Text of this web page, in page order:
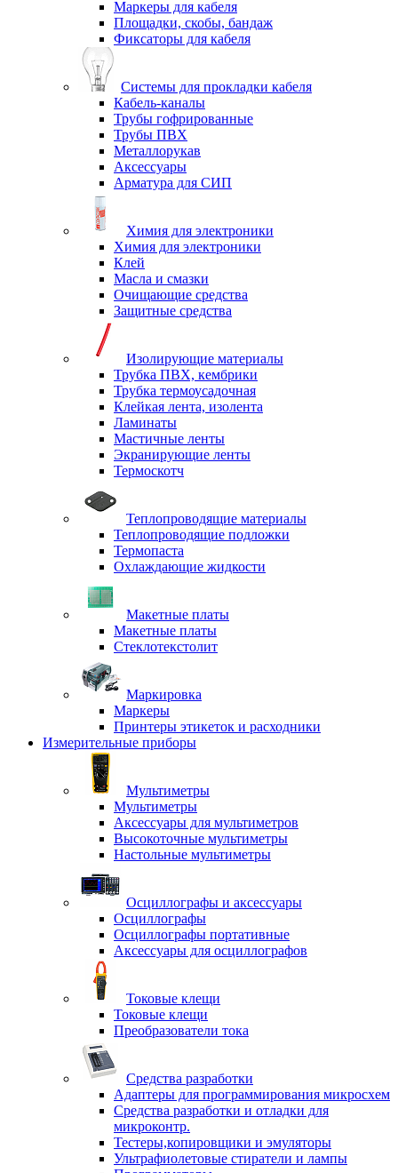
Маркеры для кабеля
Площадки, скобы, бандаж
Фиксаторы для кабеля
Системы для прокладки кабеля
Кабель-каналы
Трубы гофрированные
Трубы ПВХ
Металлорукав
Аксессуары
Арматура для СИП
Химия для электроники
Химия для электроники
Клей
Масла и смазки
Очищающие средства
Защитные средства
Изолирующие материалы
Трубка ПВХ, кембрики
Трубка термоусадочная
Клейкая лента, изолента
Ламинаты
Мастичные ленты
Экранирующие ленты
Термоскотч
Теплопроводящие материалы
Теплопроводящие подложки
Термопаста
Охлаждающие жидкости
Макетные платы
Макетные платы
Стеклотекстолит
Маркировка
Маркеры
Принтеры этикеток и расходники
Измерительные приборы
Мультиметры
Мультиметры
Аксессуары для мультиметров
Высокоточные мультиметры
Настольные мультиметры
Осциллографы и аксессуары
Осциллографы
Осциллографы портативные
Аксессуары для осциллографов
Токовые клещи
Токовые клещи
Преобразователи тока
Средства разработки
Адаптеры для программирования микросхем
Средства разработки и отладки для
микроконтр.
Тестеры,копировщики и эмуляторы
Ультрафиолетовые стиратели и лампы